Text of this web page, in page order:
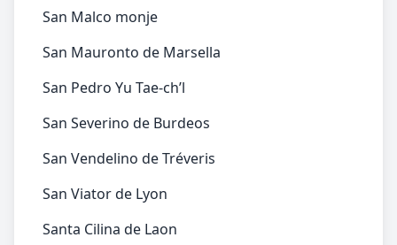
San Malco monje
San Mauronto de Marsella
San Pedro Yu Tae-ch’l
San Severino de Burdeos
San Vendelino de Tréveris
San Viator de Lyon
Santa Cilina de Laon